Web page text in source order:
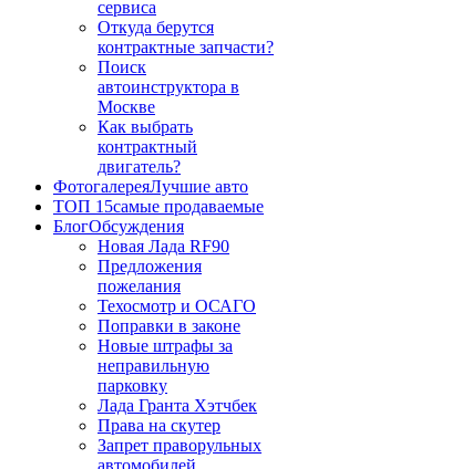
сервиса
Откуда берутся
контрактные запчасти?
Поиск
автоинструктора в
Москве
Как выбрать
контрактный
двигатель?
ФотогалереяЛучшие авто
ТОП 15самые продаваемые
БлогОбсуждения
Новая Лада RF90
Предложения
пожелания
Техосмотр и ОСАГО
Поправки в законе
Новые штрафы за
неправильную
парковку
Лада Гранта Хэтчбек
Права на скутер
Запрет праворульных
автомобилей